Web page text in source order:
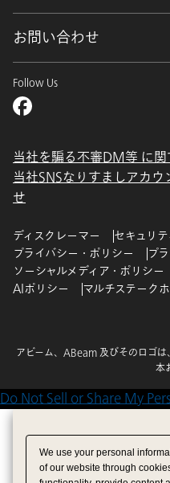
お問い合わせ
Follow Us
当社を騙る不審DM等 に
当社SNSなりすましアカ
せ
ディスクレーマー
セキュリ
プライバシー・ポリシー
プ
ソーシャルメディア・ポリシー
AIポリシー
マルチステーク
アビーム、ABeam 及びそのロゴ
本
Do Not Sell or Share My
We use your personal
of our website through